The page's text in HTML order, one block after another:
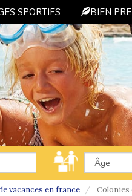
SPORTIFS BIEN
vacances en france Colonies